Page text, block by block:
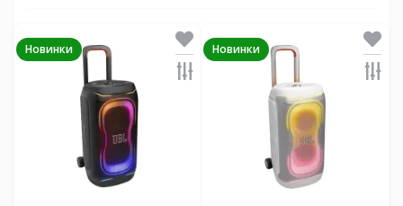
Новинки Новинки